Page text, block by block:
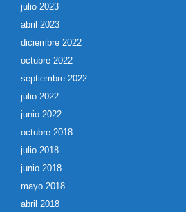
julio 2023
abril 2023
diciembre 2022
octubre 2022
septiembre 2022
julio 2022
junio 2022
octubre 2018
julio 2018
junio 2018
mayo 2018
abril 2018